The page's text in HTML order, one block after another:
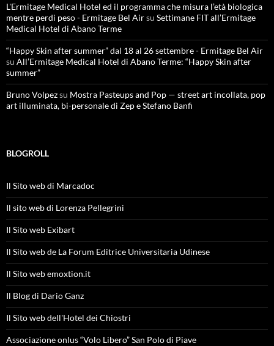
L'Ermitage Medical Hotel ed il programma che misura l’età biologica
mentre perdi peso - Ermitage Bel Airsu Settimane FIT all’Ermitage
Medical Hotel di Abano Terme
“Happy Skin after summer” dal 18 al 26 settembre - Ermitage Bel Air
su All’Ermitage Medical Hotel di Abano Terme: “Happy Skin after
summer”
Bruno Volpezsu Mostra Pasteups and Pop — street art incollata, pop
art illuminata, bi-personale di Zep e Stefano Banfi
BLOGROLL
Il Sito web di Marcadoc
Il sito web di Lorenza Pellegrini
Il Sito web Exibart
Il Sito web de La Forum Editrice Universitaria Udinese
Il Sito web emoxtion.it
Il Blog di Dario Ganz
Il Sito web dell'Hotel dei Chiostri
Associazione onlus “Volo Libero” San Polo di Piave